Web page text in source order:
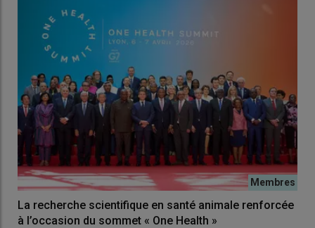
La recherche scientifique en santé animale renforcée
à l’occasion du sommet « One Health »